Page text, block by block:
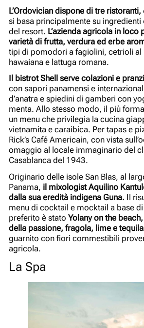
L’Ordovician dispone di tre ristoranti,
si basa principalmente su ingredienti
del resort. L’azienda agricola in loco
varietà di frutta, verdura ed erbe
tipi di pomodori a fagiolini, cetrioli al
hawaiana e lattuga romana.
Il bistrot Shell serve colazioni e
con sapori panamensi e
d’anatra e spiedini di gamberi con
menta. Allo stesso modo, il più
un menu che privilegia la cucina
vietnamita e caraibica. Per tapas e
Rick’s Café Americain, con vista
omaggio al locale immaginario del
Casablanca del 1943.
Originario delle isole San Blas, al
Panama, il mixologist Aquilino
dalla sua eredità indigena Guna.Il
menu di cocktail e mocktail a base
preferito è stato Yolany on the
della passione, fragola, lime e tequila
guarnito con fiori commestibili
agricola.
La Spa